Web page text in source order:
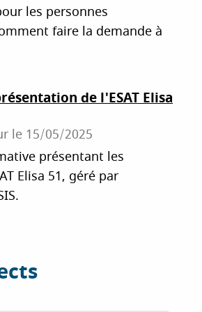
les personnes
faire la demande à
de l'ESAT Elisa
le 15/05/2025
présentant les
Elisa 51, géré par